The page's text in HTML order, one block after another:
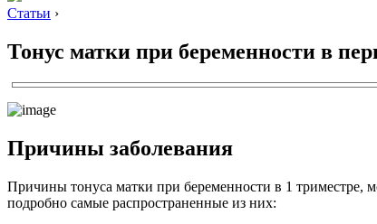
Статьи ›
Тонус матки при беременности в
Причины заболевания
Причины тонуса матки при беременности в 1 триместре,
подробно самые распространенные из них: